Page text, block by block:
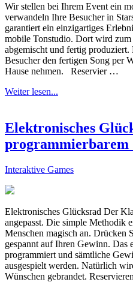
Wir stellen bei Ihrem Event ein
verwandeln Ihre Besucher in
garantiert ein einzigartiges
mobile Tonstudio. Dort wird zum
abgemischt und fertig
Besucher den fertigen Song per
Hause nehmen. Reservier …
Weiter lesen...
Elektronisches
programmierbarem
Interaktive Games
Elektronisches Glücksrad Der
angepasst. Die simple Methodik
Menschen magisch an. Drücken
gespannt auf Ihren Gewinn. Das
programmiert und sämtliche
ausgespielt werden. Natürlich
Wünschen gebrandet.